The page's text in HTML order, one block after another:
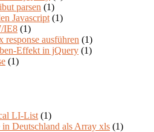
parsen (1)
Javascript (1)
IE8 (1)
response ausführen (1)
Effekt in jQuery (1)
(1)
LI-List (1)
in Deutschland als Array xls (1)